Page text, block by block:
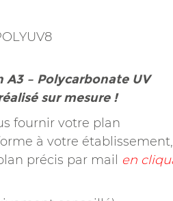
A3 – Polycarbonate UV
sur mesure !
fournir votre plan
à votre établissement,
précis par mail en